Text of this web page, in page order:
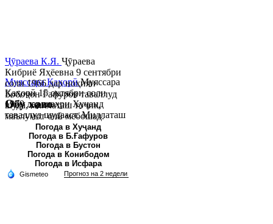
Муяссара ҚаҳорӣМуяссара
Қаҳорӣ 15 октябри соли
1979 дар шаҳри Хуҷанд
таваллуд шудааст. Миллаташ
тоҷик. Маълумот олӣ. Соли
2002 Донишгоҳи давлатии
Хуҷанд ба...
Ҷӯраева К.Я. Ҷӯраева
Кибриё Яҳёевна 9 сентябри
соли 1966 дар ноҳияи
Бобоҷон Ғафуров таваллуд
шуда, миллаташ тоҷик,
маълумот олӣ мебошад.
Соли 1997 Донишг...
Обу хаво
Погода в Хуҷанд
Погода в Б.Ғафуров
Погода в Бустон
Погода в Конибодом
Погода в Исфара